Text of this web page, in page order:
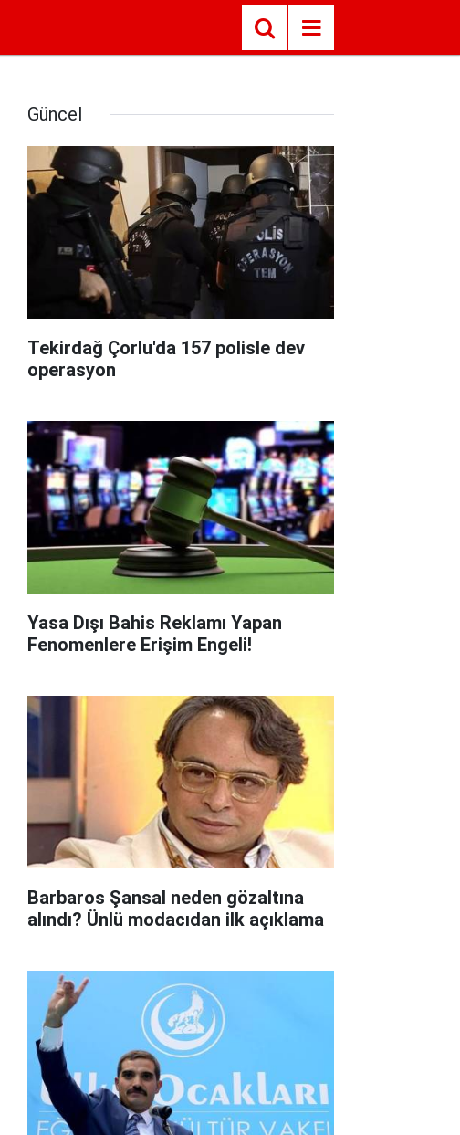
Güncel
Tekirdağ Çorlu'da 157 polisle dev
operasyon
Yasa Dışı Bahis Reklamı Yapan
Fenomenlere Erişim Engeli!
Barbaros Şansal neden gözaltına
alındı? Ünlü modacıdan ilk açıklama